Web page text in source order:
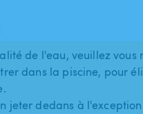
de l'eau, veuillez vous
dans la piscine, pour
jeter dedans à